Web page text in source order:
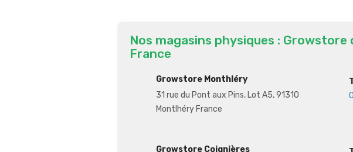
Nos magasins physiques :
France
Growstore Monthléry
31 rue du Pont aux Pins, Lot A5, 91310
Montlhéry France
Growstore Coignières